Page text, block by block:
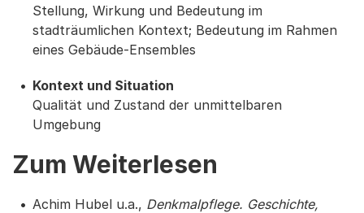
Stellung, Wirkung und Bedeutung im
stadträumlichen Kontext; Bedeutung im Rahmen
eines Gebäude-Ensembles
Kontext und Situation
Qualität und Zustand der unmittelbaren
Umgebung
Zum Weiterlesen
Achim Hubel u.a., Denkmalpflege. Geschichte,